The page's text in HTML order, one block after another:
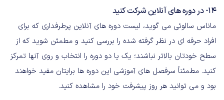
14- در دوره های آنلاین شرکت کنید
ماناس سالوئی می گوید، لیست دوره های آنلاین پرطرفداری که برای
افراد حرفه ای در نظر گرفته شده را بررسی کنید و مطمئن شوید که از
سطح خودتان بالاتر نباشند؛ یک یا دو دوره را انتخاب و روی آنها تمرکز
کنید. مطمئناً سرفصل های آموزشی این دوره ها برایتان مفید خواهند
بود و می توانید هر روز پیشرفت خود را مشاهده کنید.